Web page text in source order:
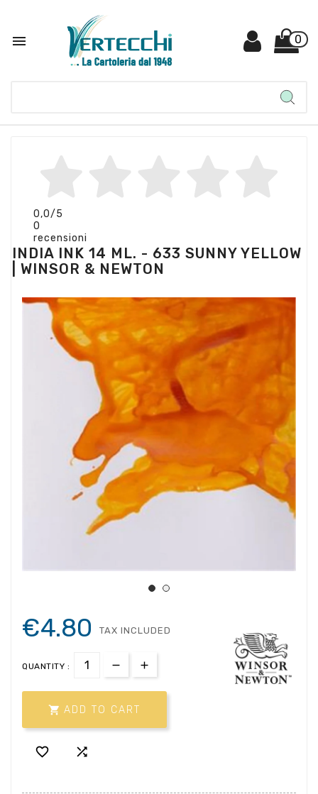
 0
0,0/5
0
recensioni
INDIA INK 14 ML. - 633 SUNNY YELLOW
| WINSOR & NEWTON
€4.80 TAX INCLUDED
QUANTITY :
 ADD TO CART
 